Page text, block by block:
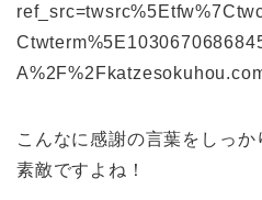
こんなに感謝の言葉をしっか
素敵ですよね！